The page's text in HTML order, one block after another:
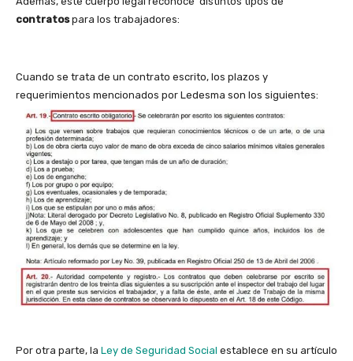
contratospara los trabajadores:
Cuando se trata de un contrato escrito, los plazos y
requerimientos mencionados por Ledesma son los siguientes:
Por otra parte, la Ley de Seguridad Social establece en su artículo